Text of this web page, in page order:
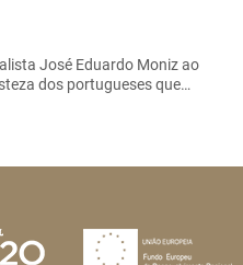
José Eduardo Moniz ao
dos portugueses que…